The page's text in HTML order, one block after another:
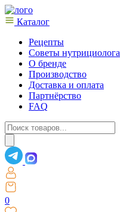
Каталог
Рецепты
Советы нутрициолога
О бренде
Производство
Доставка и оплата
Партнёрство
FAQ
Поиск
товаров
0